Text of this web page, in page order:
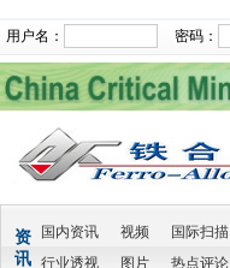
用户名： 密码：
资
讯
国内资讯 视频 国际扫描
行业透视
图片 热点评论